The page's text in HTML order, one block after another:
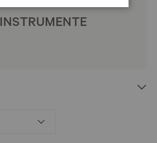
INSTRUMENTE